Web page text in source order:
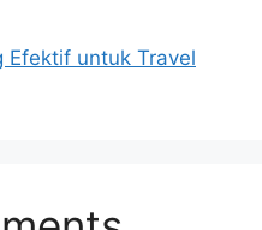
Efektif untuk Travel